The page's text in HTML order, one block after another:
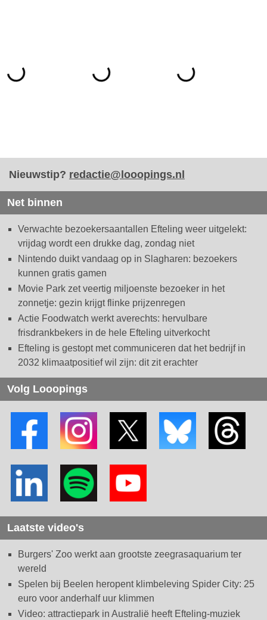
Nieuwstip? redactie@looopings.nl
Net binnen
Verwachte bezoekersaantallen Efteling weer uitgelekt:
vrijdag wordt een drukke dag, zondag niet
Nintendo duikt vandaag op in Slagharen: bezoekers
kunnen gratis gamen
Movie Park zet veertig miljoenste bezoeker in het
zonnetje: gezin krijgt flinke prijzenregen
Actie Foodwatch werkt averechts: hervulbare
frisdrankbekers in de hele Efteling uitverkocht
Efteling is gestopt met communiceren dat het bedrijf in
2032 klimaatpositief wil zijn: dit zit erachter
Volg Looopings
Laatste video's
Burgers' Zoo werkt aan grootste zeegrasaquarium ter
wereld
Spelen bij Beelen heropent klimbeleving Spider City: 25
euro voor anderhalf uur klimmen
Video: attractiepark in Australië heeft Efteling-muziek